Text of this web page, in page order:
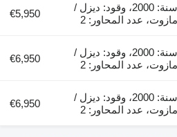
سنة: 2000، وقود: ديزل /
مازوت، عدد المحاور: 2
€5,950
سنة: 2000، وقود: ديزل /
مازوت، عدد المحاور: 2
€6,950
سنة: 2000، وقود: ديزل /
مازوت، عدد المحاور: 2
€6,950